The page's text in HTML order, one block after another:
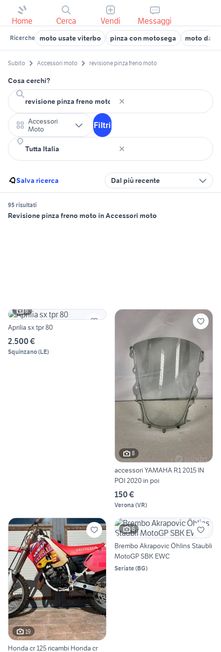
Home Cerca Vendi Messaggi
Ricerche moto usate viterbo pinza con motosega moto da
Subito Accessori moto revisione pinza freno moto
Cosa cerchi?
Accessori
Moto
Filtri
Salva ricerca Dal più recente
95 risultati
Revisione pinza freno moto in Accessori moto
6
Aprilia sx tpr 80
2.500 €
Squinzano(LE)
8
accessori YAMAHA R1 2015 IN
POI 2020 in poi
150 €
Verona (VR)
19
Honda cr 125 ricambi Honda cr
6
Brembo Akrapovic Öhlins Staubli
MotoGP SBK EWC
Seriate(BG)